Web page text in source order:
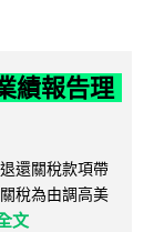
績報告理
還關稅款項帶
稅為由調高美
文